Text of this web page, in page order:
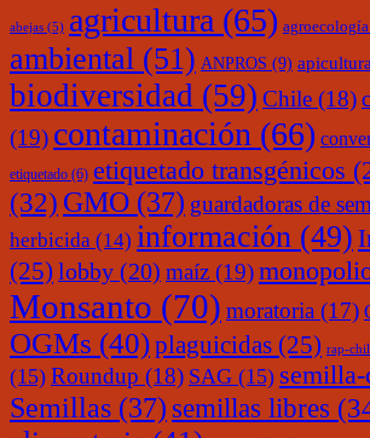
abejas (5) agricultura (65) agroecología
ambiental (51) ANPROS (9) apicultura
biodiversidad (59) Chile (18)
(19) contaminación (66)
etiquetado (6) etiquetado transgénicos
(32) GMO (37) guardadoras de
herbicida (14) información (49)
(25) lobby (20) maíz (19)
Monsanto (70) moratoria (17)
OGMs (40)plaguicidas (25) rap-
(15) Roundup (18) SAG (15) semilla-
Semillas (37) semillas libres